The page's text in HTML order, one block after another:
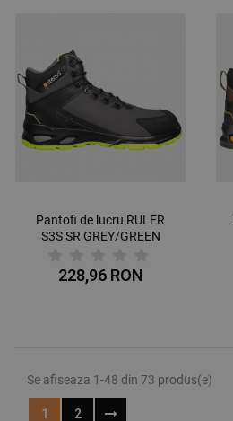
Pantofi de lucru RULER
S3S SR GREY/GREEN
228,96 RON
Se afiseaza 1-48 din 73 produs(e)
1 2